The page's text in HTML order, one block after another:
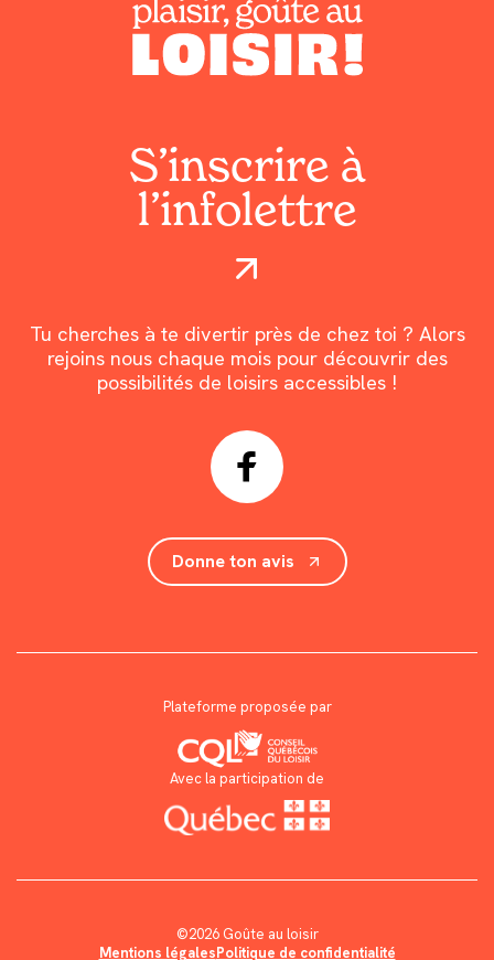
S’inscrire à
l’infolettre
Tu cherches à te divertir près de chez toi ? Alors
rejoins nous chaque mois pour découvrir des
possibilités de loisirs accessibles !
Donne ton avis
Plateforme proposée par
Avec la participation de
©2026 Goûte au loisir
Mentions légalesPolitique de confidentialité